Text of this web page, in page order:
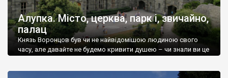
Алупка. Місто, церква, парк і, звичайно,
палац
Князь Воронцов був чи не найвідомішою людиною свого
часу, але давайте не будемо кривити душею – чи знали ви це